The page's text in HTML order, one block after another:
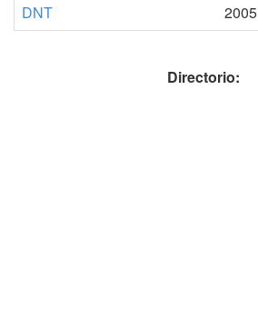
DNT
2005
Directorio: